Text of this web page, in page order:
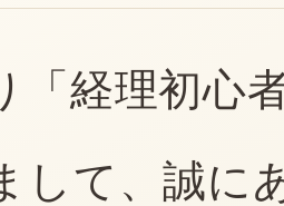
「経理初心
して、誠に